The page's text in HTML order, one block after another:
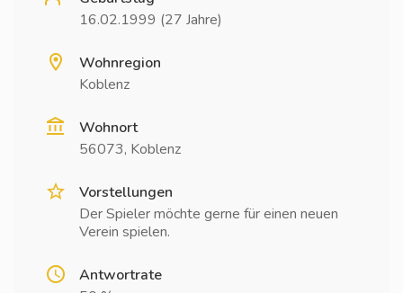
16.02.1999 (27 Jahre)
Wohnregion
Koblenz
Wohnort
56073, Koblenz
Vorstellungen
Der Spieler möchte gerne für einen neuen
Verein spielen.
Antwortrate